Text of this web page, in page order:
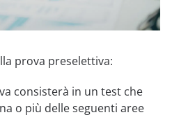
prova preselettiva:
consisterà in un test che
o più delle seguenti aree